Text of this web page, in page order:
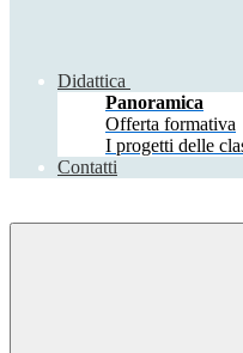
Didattica
Panoramica
Offerta formativa
I progetti delle
Contatti